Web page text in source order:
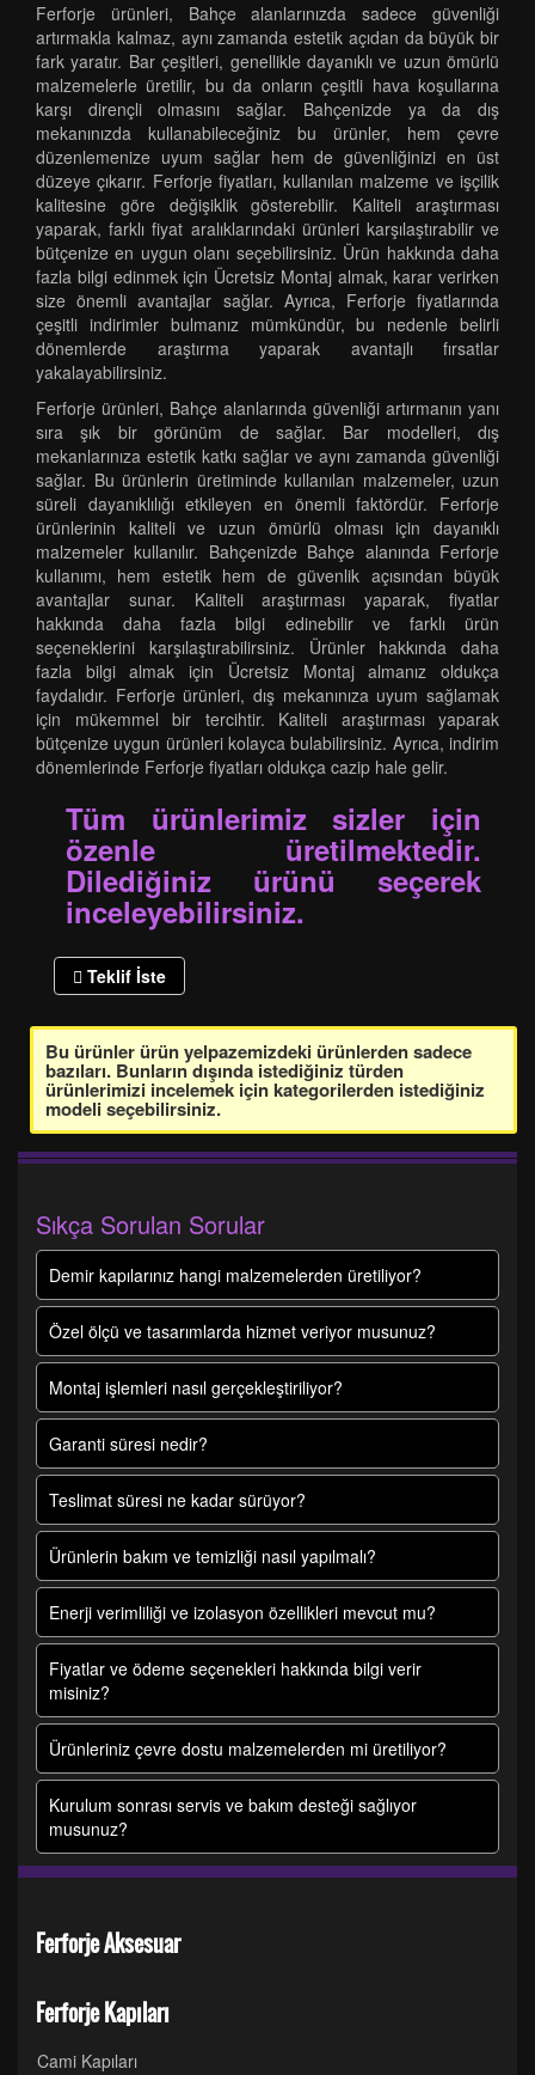
Ferforje ürünleri, Bahçe alanlarınızda sadece güvenliği
artırmakla kalmaz, aynı zamanda estetik açıdan da büyük bir
fark yaratır. Bar çeşitleri, genellikle dayanıklı ve uzun ömürlü
malzemelerle üretilir, bu da onların çeşitli hava koşullarına
karşı dirençli olmasını sağlar. Bahçenizde ya da dış
mekanınızda kullanabileceğiniz bu ürünler, hem çevre
düzenlemenize uyum sağlar hem de güvenliğinizi en üst
düzeye çıkarır. Ferforje fiyatları, kullanılan malzeme ve işçilik
kalitesine göre değişiklik gösterebilir. Kaliteli araştırması
yaparak, farklı fiyat aralıklarındaki ürünleri karşılaştırabilir ve
bütçenize en uygun olanı seçebilirsiniz. Ürün hakkında daha
fazla bilgi edinmek için Ücretsiz Montaj almak, karar verirken
size önemli avantajlar sağlar. Ayrıca, Ferforje fiyatlarında
çeşitli indirimler bulmanız mümkündür, bu nedenle belirli
dönemlerde araştırma yaparak avantajlı fırsatlar
yakalayabilirsiniz.
Ferforje ürünleri, Bahçe alanlarında güvenliği artırmanın yanı
sıra şık bir görünüm de sağlar. Bar modelleri, dış
mekanlarınıza estetik katkı sağlar ve aynı zamanda güvenliği
sağlar. Bu ürünlerin üretiminde kullanılan malzemeler, uzun
süreli dayanıklılığı etkileyen en önemli faktördür. Ferforje
ürünlerinin kaliteli ve uzun ömürlü olması için dayanıklı
malzemeler kullanılır. Bahçenizde Bahçe alanında Ferforje
kullanımı, hem estetik hem de güvenlik açısından büyük
avantajlar sunar. Kaliteli araştırması yaparak, fiyatlar
hakkında daha fazla bilgi edinebilir ve farklı ürün
seçeneklerini karşılaştırabilirsiniz. Ürünler hakkında daha
fazla bilgi almak için Ücretsiz Montaj almanız oldukça
faydalıdır. Ferforje ürünleri, dış mekanınıza uyum sağlamak
için mükemmel bir tercihtir. Kaliteli araştırması yaparak
bütçenize uygun ürünleri kolayca bulabilirsiniz. Ayrıca, indirim
dönemlerinde Ferforje fiyatları oldukça cazip hale gelir.
Tüm ürünlerimiz sizler için
özenle üretilmektedir.
Dilediğiniz ürünü seçerek
inceleyebilirsiniz.
Teklif İste
Bu ürünler ürün yelpazemizdeki ürünlerden sadece
bazıları. Bunların dışında istediğiniz türden
ürünlerimizi incelemek için kategorilerden istediğiniz
modeli seçebilirsiniz.
Sıkça Sorulan Sorular
Demir kapılarınız hangi malzemelerden üretiliyor?
Özel ölçü ve tasarımlarda hizmet veriyor musunuz?
Montaj işlemleri nasıl gerçekleştiriliyor?
Garanti süresi nedir?
Teslimat süresi ne kadar sürüyor?
Ürünlerin bakım ve temizliği nasıl yapılmalı?
Enerji verimliliği ve izolasyon özellikleri mevcut mu?
Fiyatlar ve ödeme seçenekleri hakkında bilgi verir
misiniz?
Ürünleriniz çevre dostu malzemelerden mi üretiliyor?
Kurulum sonrası servis ve bakım desteği sağlıyor
musunuz?
Ferforje Aksesuar
Ferforje Kapıları
Cami Kapıları